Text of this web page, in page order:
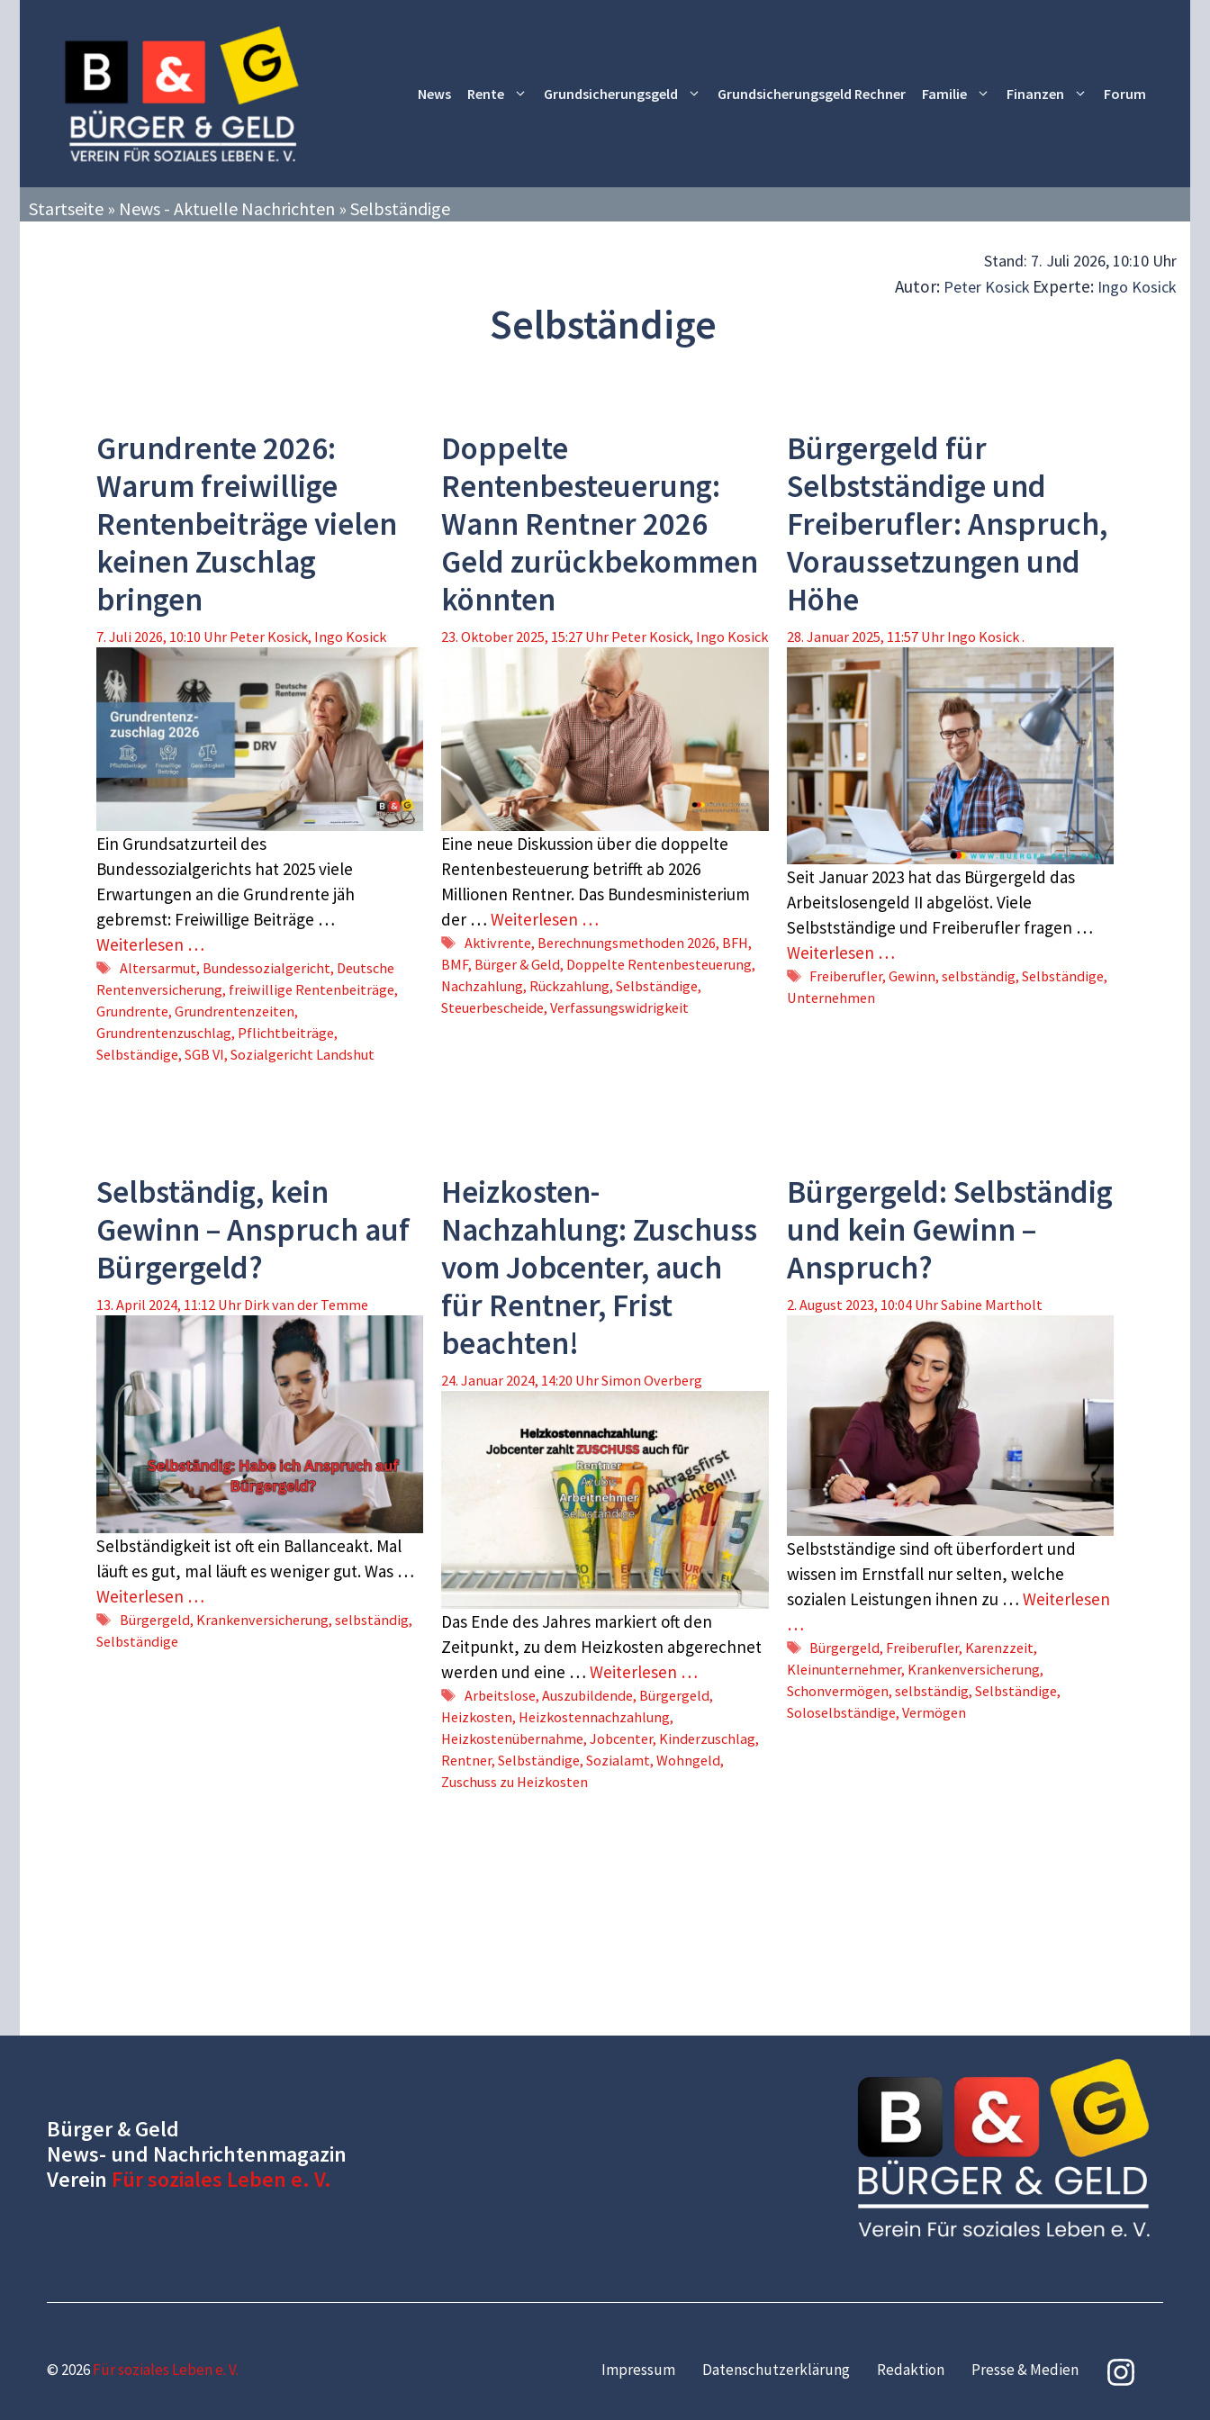
News Rente Grundsicherungsgeld Grundsicherungsgeld Rechner Familie Finanzen Forum
Startseite » News - Aktuelle Nachrichten » Selbständige
Stand: 7. Juli 2026, 10:10 Uhr
Autor: Peter Kosick Experte: Ingo Kosick
Selbständige
Grundrente 2026:
Warum freiwillige
Rentenbeiträge vielen
keinen Zuschlag
bringen
7. Juli 2026, 10:10 Uhr Peter Kosick, Ingo Kosick
Ein Grundsatzurteil des
Bundessozialgerichts hat 2025 viele
Erwartungen an die Grundrente jäh
gebremst: Freiwillige Beiträge …
Weiterlesen …
Schlagwörter
Altersarmut, Bundessozialgericht, Deutsche
Rentenversicherung, freiwillige Rentenbeiträge,
Grundrente, Grundrentenzeiten,
Grundrentenzuschlag, Pflichtbeiträge,
Selbständige, SGB VI, Sozialgericht Landshut
Doppelte
Rentenbesteuerung:
Wann Rentner 2026
Geld zurückbekommen
könnten
23. Oktober 2025, 15:27 Uhr Peter Kosick, Ingo Kosick
Eine neue Diskussion über die doppelte
Rentenbesteuerung betrifft ab 2026
Millionen Rentner. Das Bundesministerium
der …Weiterlesen …
Schlagwörter
Aktivrente, Berechnungsmethoden 2026, BFH,
BMF, Bürger & Geld, Doppelte Rentenbesteuerung,
Nachzahlung, Rückzahlung,Selbständige,
Steuerbescheide,Verfassungswidrigkeit
Bürgergeld für
Selbstständige und
Freiberufler: Anspruch,
Voraussetzungen und
Höhe
28. Januar 2025, 11:57 Uhr Ingo Kosick .
Seit Januar 2023 hat das Bürgergeld das
Arbeitslosengeld II abgelöst. Viele
Selbstständige und Freiberufler fragen …
Weiterlesen …
Schlagwörter
Freiberufler,Gewinn,selbständig,Selbständige,
Unternehmen
Selbständig, kein
Gewinn – Anspruch auf
Bürgergeld?
13. April 2024, 11:12 Uhr Dirk van der Temme
Selbständigkeit ist oft ein Ballanceakt. Mal
läuft es gut, mal läuft es weniger gut. Was …
Weiterlesen …
Schlagwörter
Bürgergeld, Krankenversicherung, selbständig,
Selbständige
Heizkosten-
Nachzahlung: Zuschuss
vom Jobcenter, auch
für Rentner, Frist
beachten!
24. Januar 2024, 14:20 UhrSimon Overberg
Das Ende des Jahres markiert oft den
Zeitpunkt, zu dem Heizkosten abgerechnet
werden und eine …Weiterlesen …
Schlagwörter
Arbeitslose,Auszubildende, Bürgergeld,
Heizkosten, Heizkostennachzahlung,
Heizkostenübernahme,Jobcenter, Kinderzuschlag,
Rentner,Selbständige,Sozialamt,Wohngeld,
Zuschuss zu Heizkosten
Bürgergeld: Selbständig
und kein Gewinn –
Anspruch?
2. August 2023, 10:04 UhrSabine Martholt
Selbstständige sind oft überfordert und
wissen im Ernstfall nur selten, welche
sozialen Leistungen ihnen zu … Weiterlesen
…
Schlagwörter
Bürgergeld, Freiberufler, Karenzzeit,
Kleinunternehmer, Krankenversicherung,
Schonvermögen, selbständig, Selbständige,
Soloselbständige, Vermögen
Bürger & Geld
News- und Nachrichtenmagazin
Verein Für soziales Leben e. V.
© 2026Für soziales Leben e. V. Impressum Datenschutzerklärung Redaktion Presse & Medien